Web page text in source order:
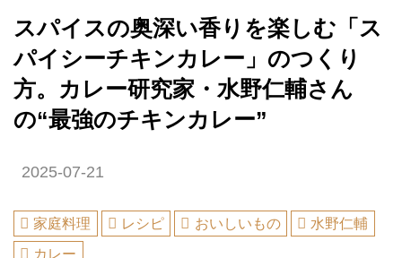
スパイスの奥深い香りを楽しむ「ス
パイシーチキンカレー」のつくり
方。カレー研究家・水野仁輔さん
の“最強のチキンカレー”
2025-07-21
家庭料理 レシピ おいしいもの
水野仁輔
カレー